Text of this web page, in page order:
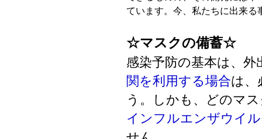
ています。今、私たちに出来る
☆マスクの備蓄☆
感染予防の基本は、
関を利用する場合は、
う。しかも、どのマ
インフルエンザウイ